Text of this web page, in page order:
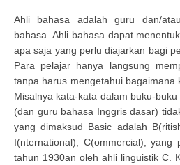
Ahli bahasa adalah guru dan/
bahasa. Ahli bahasa dapat
apa saja yang perlu diajarkan bagi
Para pelajar hanya langsung
tanpa harus mengetahui bagaimana
Misalnya kata-kata dalam buku-
(dan guru bahasa Inggris dasar)
yang dimaksud Basic adalah
I(nternational), C(ommercial), yang
tahun 1930an oleh ahli linguistik C.